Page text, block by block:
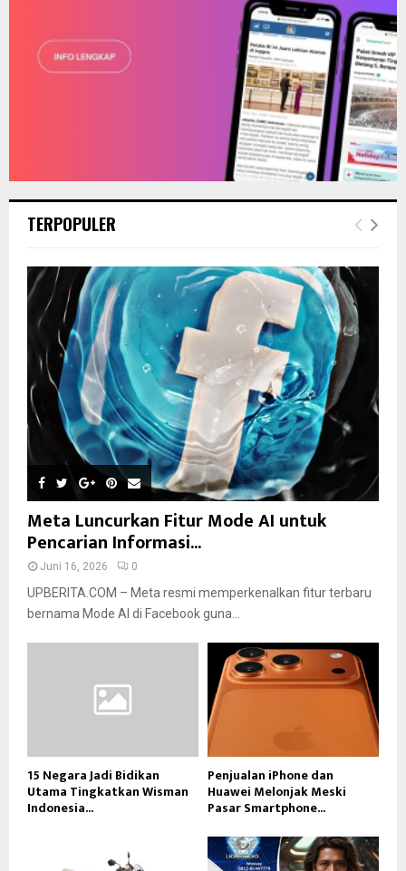
TERPOPULER
Meta Luncurkan Fitur Mode AI untuk
Pencarian Informasi...
Juni 16, 2026 0
UPBERITA.COM – Meta resmi memperkenalkan fitur terbaru
bernama Mode AI di Facebook guna...
15 Negara Jadi Bidikan
Utama Tingkatkan Wisman
Indonesia...
Penjualan iPhone dan
Huawei Melonjak Meski
Pasar Smartphone...